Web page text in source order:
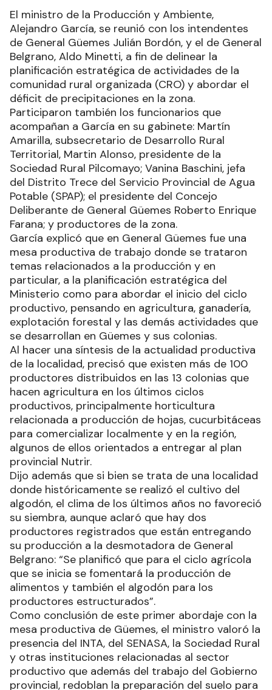
El ministro de la Producción y Ambiente,
Alejandro García, se reunió con los intendentes
de General Güemes Julián Bordón, y el de General
Belgrano, Aldo Minetti, a fin de delinear la
planificación estratégica de actividades de la
comunidad rural organizada (CRO) y abordar el
déficit de precipitaciones en la zona.
Participaron también los funcionarios que
acompañan a García en su gabinete: Martín
Amarilla, subsecretario de Desarrollo Rural
Territorial, Martin Alonso, presidente de la
Sociedad Rural Pilcomayo; Vanina Baschini, jefa
del Distrito Trece del Servicio Provincial de Agua
Potable (SPAP); el presidente del Concejo
Deliberante de General Güemes Roberto Enrique
Farana; y productores de la zona.
García explicó que en General Güemes fue una
mesa productiva de trabajo donde se trataron
temas relacionados a la producción y en
particular, a la planificación estratégica del
Ministerio como para abordar el inicio del ciclo
productivo, pensando en agricultura, ganadería,
explotación forestal y las demás actividades que
se desarrollan en Güemes y sus colonias.
Al hacer una síntesis de la actualidad productiva
de la localidad, precisó que existen más de 100
productores distribuidos en las 13 colonias que
hacen agricultura en los últimos ciclos
productivos, principalmente horticultura
relacionada a producción de hojas, cucurbitáceas
para comercializar localmente y en la región,
algunos de ellos orientados a entregar al plan
provincial Nutrir.
Dijo además que si bien se trata de una localidad
donde históricamente se realizó el cultivo del
algodón, el clima de los últimos años no favoreció
su siembra, aunque aclaró que hay dos
productores registrados que están entregando
su producción a la desmotadora de General
Belgrano: “Se planificó que para el ciclo agrícola
que se inicia se fomentará la producción de
alimentos y también el algodón para los
productores estructurados”.
Como conclusión de este primer abordaje con la
mesa productiva de Güemes, el ministro valoró la
presencia del INTA, del SENASA, la Sociedad Rural
y otras instituciones relacionadas al sector
productivo que además del trabajo del Gobierno
provincial, redoblan la preparación del suelo para